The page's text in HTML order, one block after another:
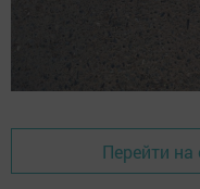
Перейти на